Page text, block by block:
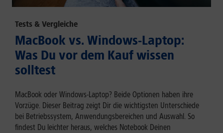
Tests & Vergleiche
MacBook vs. Windows-Laptop:
Was Du vor dem Kauf wissen
solltest
MacBook oder Windows-Laptop? Beide Optionen haben ihre
Vorzüge. Dieser Beitrag zeigt Dir die wichtigsten Unterschiede
bei Betriebssystem, Anwendungsbereichen und Auswahl. So
findest Du leichter heraus, welches Notebook Deinen